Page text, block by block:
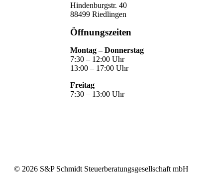
Hindenburgstr. 40
88499 Riedlingen
Öffnungszeiten
Montag – Donnerstag
7:30 – 12:00 Uhr
13:00 – 17:00 Uhr
Freitag
7:30 – 13:00 Uhr
© 2026 S&P Schmidt Steuerberatungsgesellschaft mbH